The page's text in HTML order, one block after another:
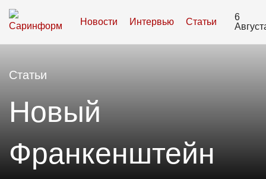
Новости Интервью Статьи
6
Статьи
Новый
Франкенштейн